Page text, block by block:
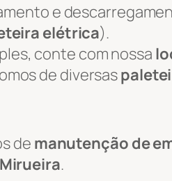
e
elétrica).
conte com nossa
de diversas
de manutenção de
Mirueira.